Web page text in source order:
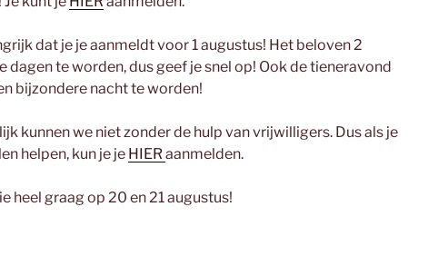
dat je je aanmeldt voor 1 augustus! Het beloven 2
dagen te worden, dus geef je snel op! Ook de tieneravond
bijzondere nacht te worden!
kunnen we niet zonder de hulp van vrijwilligers. Dus als je
helpen, kun je je HIERaanmelden.
heel graag op 20 en 21 augustus!